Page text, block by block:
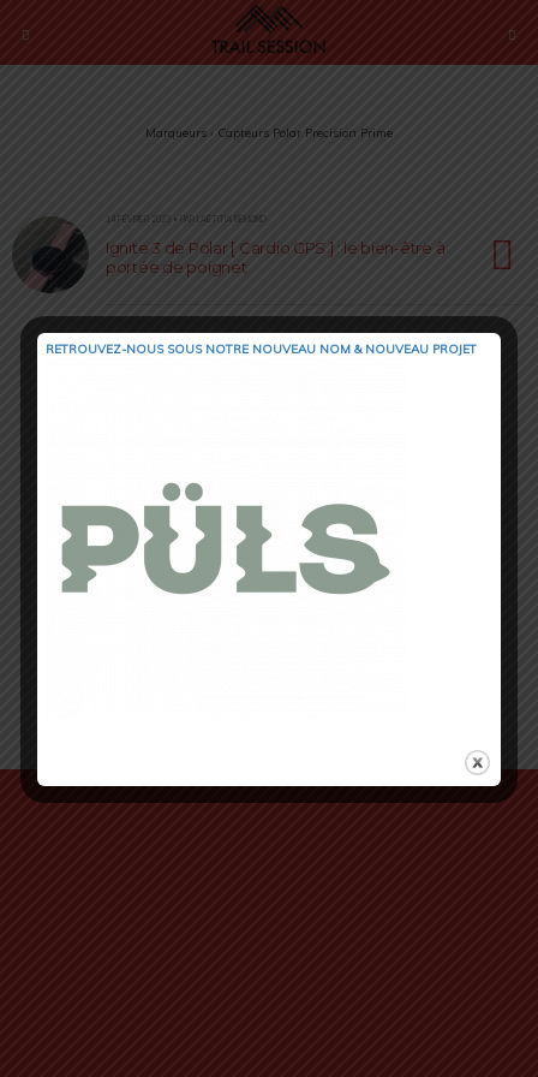
Marqueurs › Capteurs Polar Precision Prime
14 FÉVRIER 2023 • PAR LAËTITIA RÉMOND
Ignite 3 de Polar [ Cardio GPS ] : le bien-être à
portée de poignet
RETROUVEZ-NOUS SOUS NOTRE NOUVEAU NOM & NOUVEAU PROJET